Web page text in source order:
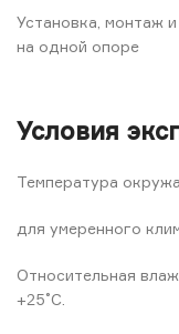
Установка, монтаж
на одной опоре
Условия
Температура
для умеренного
Относительная
+25˚С.